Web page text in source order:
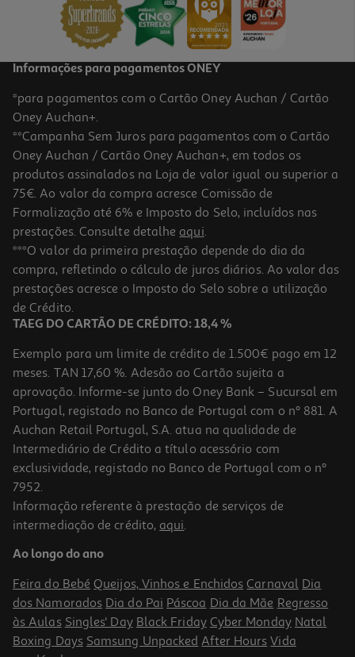
24,99 €
5.0
Mochila Para Pc Subblim City Backpack 156" Azul
24.99 €/un
24,99 €
Mochila Para Pc Port 400511 Preta 16"
49.99 €/un
49,99 €
Informações para pagamentos ONEY
*para pagamentos com o Cartão Oney Auchan / Cartão
Oney Auchan+.
**Campanha Sem Juros para pagamentos com o Cartão
Oney Auchan / Cartão Oney Auchan+, em todos os
produtos assinalados na Loja de valor igual ou superior a
75€. Ao valor da compra acresce Comissão de
Formalização até 6% e Imposto do Selo, incluídos nas
prestações. Consulte detalhe aqui.
***O valor da primeira prestação depende do dia da
compra, refletindo o cálculo de juros diários. Ao valor das
prestações acresce o Imposto do Selo sobre a utilização
de Crédito.
TAEG DO CARTÃO DE CRÉDITO: 18,4 %
Exemplo para um limite de crédito de 1.500€ pago em 12
meses. TAN 17,60 %. Adesão ao Cartão sujeita a
aprovação. Informe-se junto do Oney Bank – Sucursal em
Portugal, registado no Banco de Portugal com o nº 881. A
Auchan Retail Portugal, S.A. atua na qualidade de
Intermediário de Crédito a título acessório com
exclusividade, registado no Banco de Portugal com o nº
7952.
Informação referente à prestação de serviços de
intermediação de crédito, aqui.
Ao longo do ano
Feira do Bebé Queijos, Vinhos e Enchidos Carnaval Dia
dos Namorados Dia do Pai Páscoa Dia da Mãe Regresso
às Aulas Singles' Day Black Friday Cyber Monday Natal
Boxing Days Samsung Unpacked After Hours Vida